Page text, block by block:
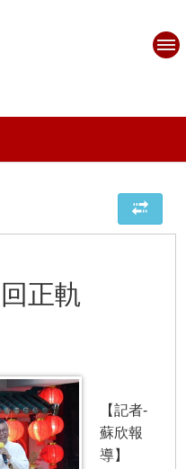
正軌
【記者-
蘇欣報
導】